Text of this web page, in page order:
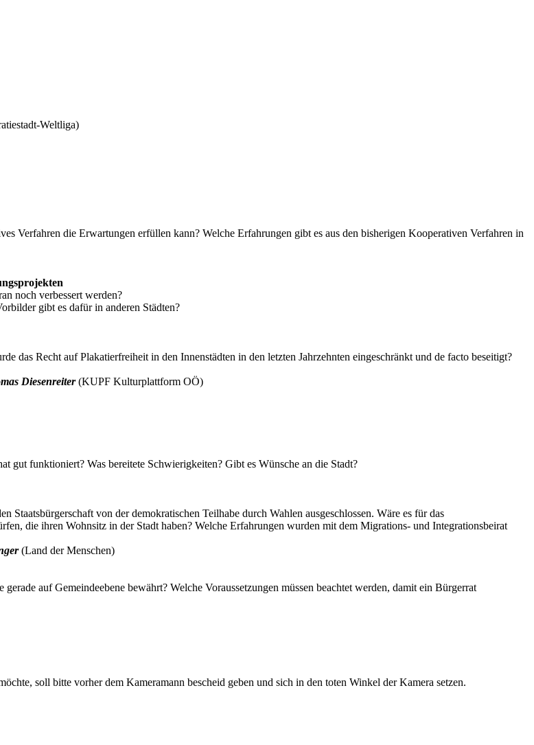
Weltliga)
Verfahren die Erwartungen erfüllen kann? Welche Erfahrungen gibt es aus den bisherigen Kooperativen Verfahren in
noch verbessert werden?
gibt es dafür in anderen Städten?
Recht auf Plakatierfreiheit in den Innenstädten in den letzten Jahrzehnten eingeschränkt und de facto beseitigt?
Diesenreiter(KUPF Kulturplattform OÖ)
gut funktioniert? Was bereitete Schwierigkeiten? Gibt es Wünsche an die Stadt?
Staatsbürgerschaft von der demokratischen Teilhabe durch Wahlen ausgeschlossen. Wäre es für das
die ihren Wohnsitz in der Stadt haben? Welche Erfahrungen wurden mit dem Migrations- und Integrationsbeirat
(Land der Menschen)
auf Gemeindeebene bewährt? Welche Voraussetzungen müssen beachtet werden, damit ein Bürgerrat
soll bitte vorher dem Kameramann bescheid geben und sich in den toten Winkel der Kamera setzen.